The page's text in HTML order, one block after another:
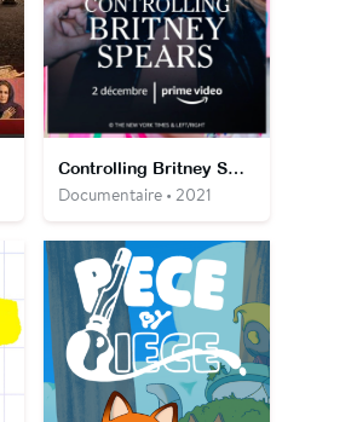
Controlling Britney Spears
Documentaire • 2021